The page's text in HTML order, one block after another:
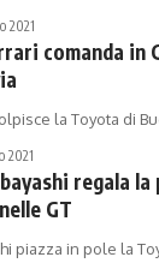
2021
comanda in
la Toyota di
2021
regala
GT
piazza in pole la